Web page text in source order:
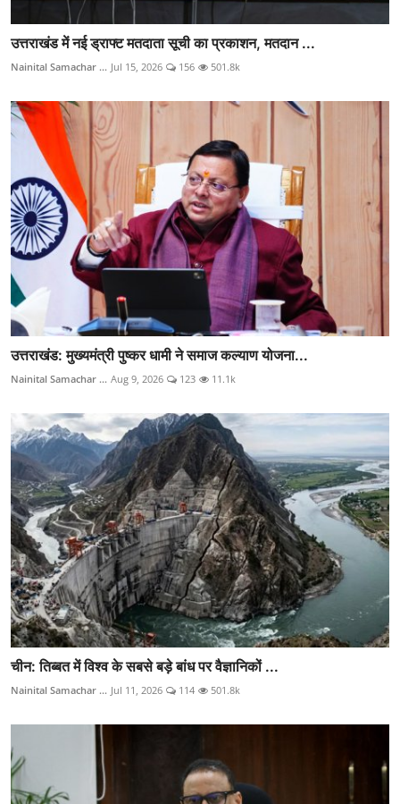
उत्तराखंड में नई ड्राफ्ट मतदाता सूची का प्रकाशन, मतदान ...
Nainital Samachar ... Jul 15, 2026 156 501.8k
उत्तराखंड: मुख्यमंत्री पुष्कर धामी ने समाज कल्याण योजना...
Nainital Samachar ... Aug 9, 2026 123 11.1k
चीन: तिब्बत में विश्व के सबसे बड़े बांध पर वैज्ञानिकों ...
Nainital Samachar ... Jul 11, 2026 114 501.8k